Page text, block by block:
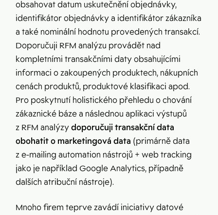
obsahovat datum uskutečnění objednávky,
identifikátor objednávky a identifikátor zákazníka
a také nominální hodnotu provedených transakcí.
Doporučuji RFM analýzu provádět nad
kompletními transakčními daty obsahujícími
informaci o zakoupených produktech, nákupních
cenách produktů, produktové klasifikaci apod.
Pro poskytnutí holistického přehledu o chování
zákaznické báze a následnou aplikaci výstupů
z RFM analýzydoporučuji transakční data
obohatit o marketingová data (primárně data
z e-mailing automation nástrojů + web tracking
jako je například Google Analytics, případně
dalších atribuční nástroje).
Mnoho firem teprve zavádí iniciativy datové